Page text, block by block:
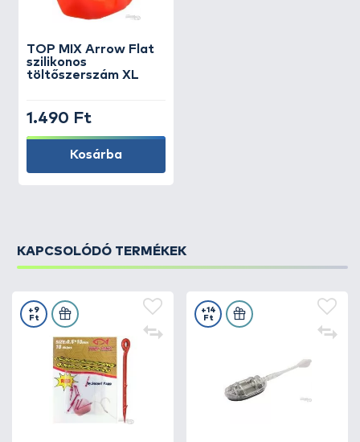
TOP MIX Arrow Flat
szilikonos
töltőszerszám XL
1.490 Ft
Kosárba
KAPCSOLÓDÓ TERMÉKEK
+9
Ft
+14
Ft